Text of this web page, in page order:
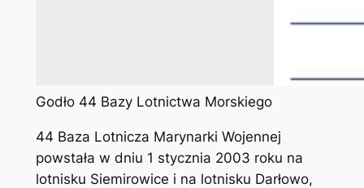
Godło 44 Bazy Lotnictwa Morskiego
44 Baza Lotnicza Marynarki Wojennej
powstała w dniu 1 stycznia 2003 roku na
lotnisku Siemirowice i na lotnisku Darłowo,